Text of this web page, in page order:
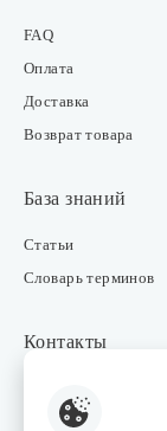
FAQ
Оплата
Доставка
Возврат товара
База знаний
Статьи
Словарь терминов
Контакты
Интернет-магазин